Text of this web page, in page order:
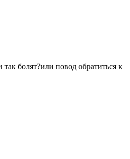
болят?или повод обратиться к